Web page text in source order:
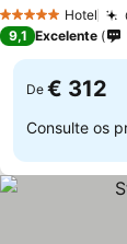
5 Estrelas Hotel
9,1 Excelente
De € 312
Consulte os